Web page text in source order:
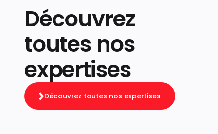
Découvrez
toutes nos
expertises
Découvrez toutes nos expertises